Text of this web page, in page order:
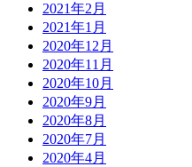
2021年2月
2021年1月
2020年12月
2020年11月
2020年10月
2020年9月
2020年8月
2020年7月
2020年4月